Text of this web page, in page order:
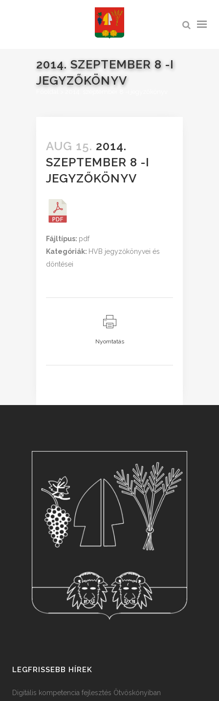
2014. SZEPTEMBER 8 -I
JEGYZŐKÖNYV
AUG 15. 2014.
SZEPTEMBER 8 -I
JEGYZŐKÖNYV
Fájltípus: pdf
Kategóriák: HVB jegyzőkönyvei és
döntései
Nyomtatás
LEGFRISSEBB HÍREK
Digitális kompetencia fejlesztés Ötvöskónyiban